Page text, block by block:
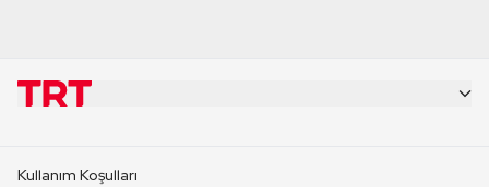
Kullanım Koşulları